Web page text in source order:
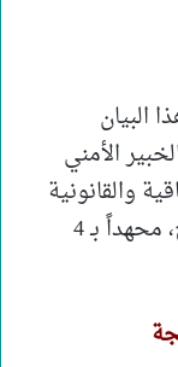
البيان
الأمني
والقانونية
تبعث برسائل قوية في الداخل والخارج، محهداً بـ 4